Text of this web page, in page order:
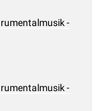
-
-